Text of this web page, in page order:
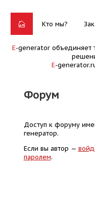
Кто мы?
E-generator объединяет
E-
Форум
Доступ к форуму
генератор.
Если вы автор —
паролем.